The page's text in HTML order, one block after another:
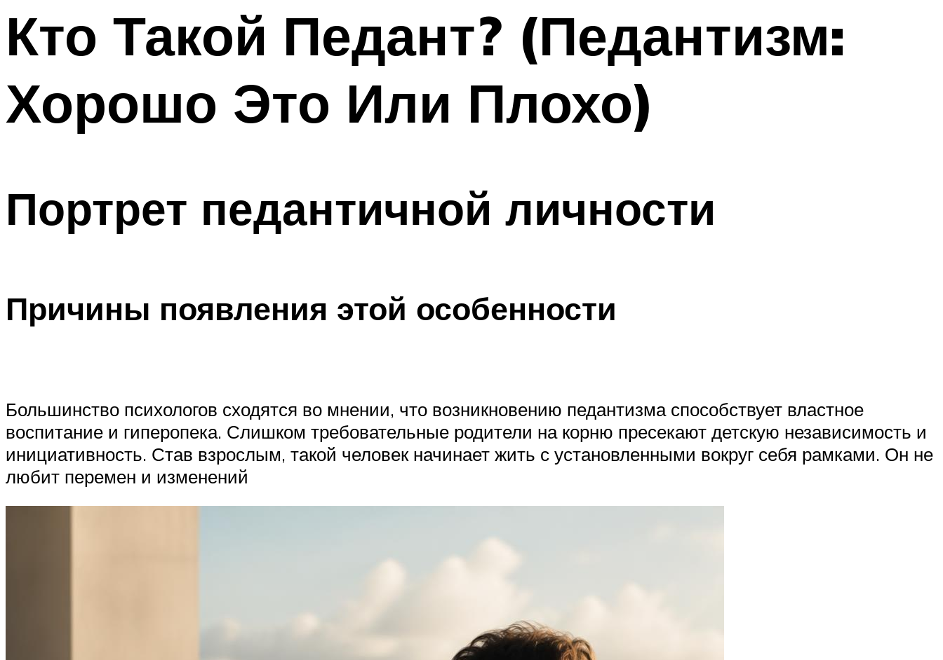
Кто Такой Педант? (Педантизм:
Хорошо Это Или Плохо)
Портрет педантичной личности
Причины появления этой особенности
Большинство психологов сходятся во мнении, что возникновению педантизма способствует властное
воспитание и гиперопека. Слишком требовательные родители на корню пресекают детскую независимость и
инициативность. Став взрослым, такой человек начинает жить с установленными вокруг себя рамками. Он не
любит перемен и изменений